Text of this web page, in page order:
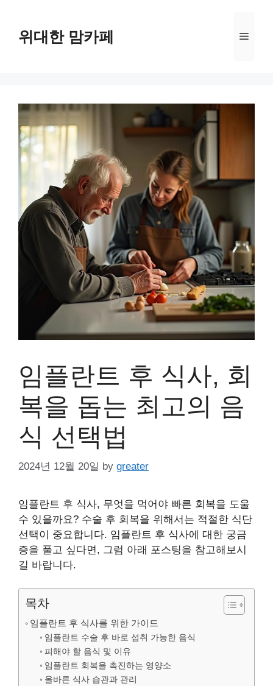
content위대한 맘카페 Menu
임플란트 후 식사, 회
복을 돕는 최고의 음
식 선택법
2024년 12월 20일 by greater
임플란트 후 식사, 무엇을 먹어야 빠른 회복을 도울
수 있을까요? 수술 후 회복을 위해서는 적절한 식단
선택이 중요합니다. 임플란트 후 식사에 대한 궁금
증을 풀고 싶다면, 그럼 아래 포스팅을 참고해보시
길 바랍니다.
목차
임플란트 후 식사를 위한 가이드
임플란트 수술 후 바로 섭취 가능한 음식
피해야 할 음식 및 이유
임플란트 회복을 촉진하는 영양소
올바른 식사 습관과 관리